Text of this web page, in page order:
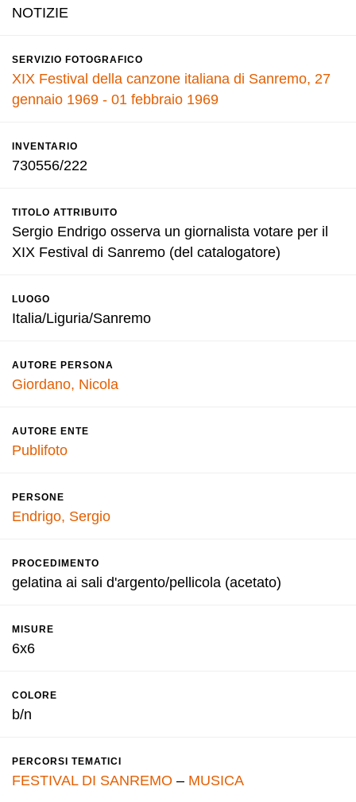
NOTIZIE
SERVIZIO FOTOGRAFICO
XIX Festival della canzone italiana di Sanremo, 27
gennaio 1969 - 01 febbraio 1969
INVENTARIO
730556/222
TITOLO ATTRIBUITO
Sergio Endrigo osserva un giornalista votare per il
XIX Festival di Sanremo (del catalogatore)
LUOGO
Italia/Liguria/Sanremo
AUTORE PERSONA
Giordano, Nicola
AUTORE ENTE
Publifoto
PERSONE
Endrigo, Sergio
PROCEDIMENTO
gelatina ai sali d'argento/pellicola (acetato)
MISURE
6x6
COLORE
b/n
PERCORSI TEMATICI
FESTIVAL DI SANREMO – MUSICA